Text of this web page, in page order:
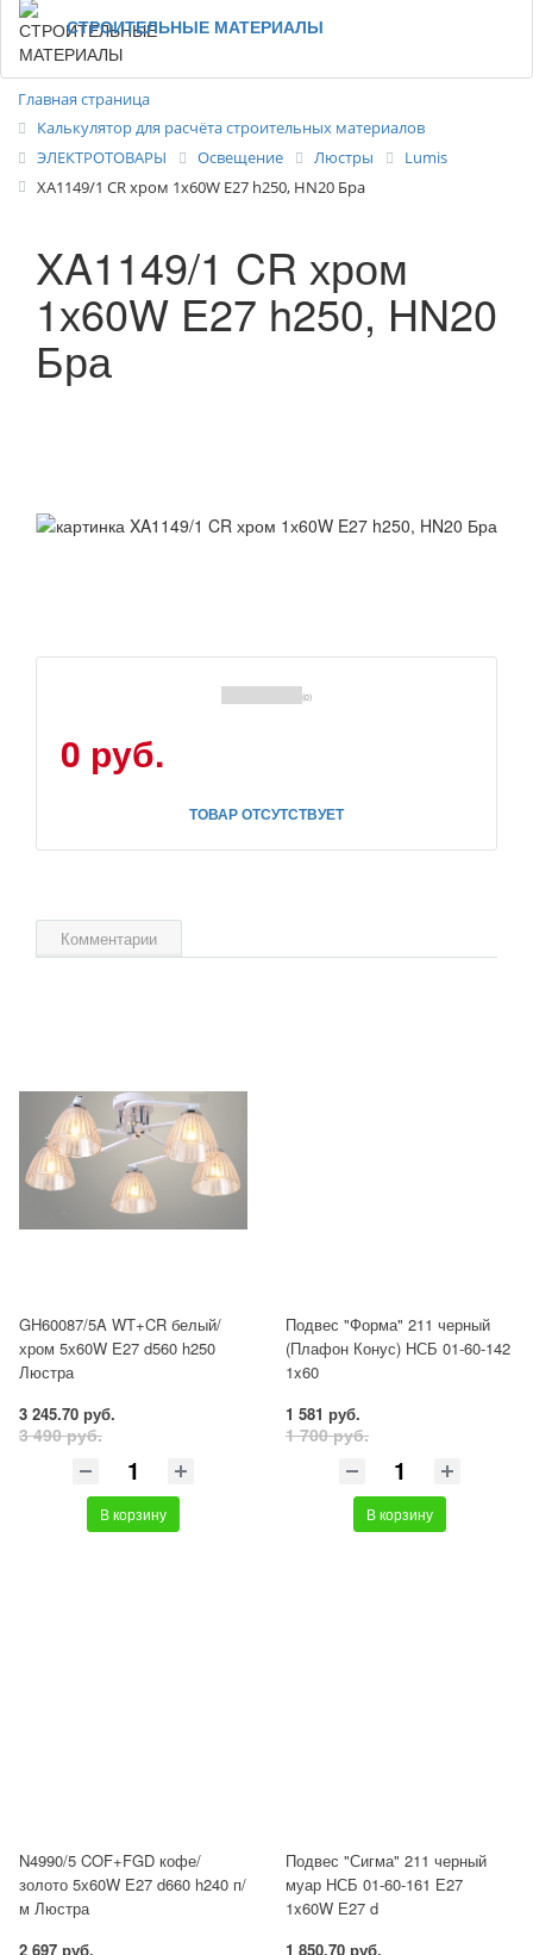
СТРОИТЕЛЬНЫЕ МАТЕРИАЛЫ
Главная страница
Калькулятор для расчёта строительных материалов
ЭЛЕКТРОТОВАРЫ
Освещение Люстры
Lumis
XA1149/1 CR хром 1х60W E27 h250, HN20 Бра
XA1149/1 CR хром
1х60W E27 h250, HN20
Бра
(0)
0 руб.
ТОВАР ОТСУТСТВУЕТ
Комментарии
GH60087/5A WT+CR белый/
хром 5х60W E27 d560 h250
Люстра
3 245.70 руб.
3 490 руб.
В корзину
Подвес "Форма" 211 черный
(Плафон Конус) НСБ 01-60-142
1x60
1 581 руб.
1 700 руб.
В корзину
N4990/5 COF+FGD кофе/
золото 5х60W E27 d660 h240 п/
м Люстра
2 697 руб.
Подвес "Сигма" 211 черный
муар НСБ 01-60-161 Е27
1x60W Е27 d
1 850.70 руб.